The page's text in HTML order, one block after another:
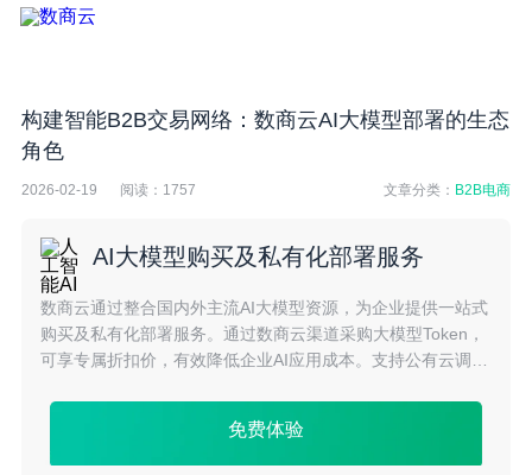
构建智能B2B交易网络：数商云AI大模型部署的生态
角色
2026-02-19 阅读： 1757 文章分类： B2B电商
AI大模型购买及私有化部署服务
数商云通过整合国内外主流AI大模型资源，为企业提供一站式
购买及私有化部署服务。通过数商云渠道采购大模型Token，
可享专属折扣价，有效降低企业AI应用成本。支持公有云调用
高效落地大模型应用。
免费体验